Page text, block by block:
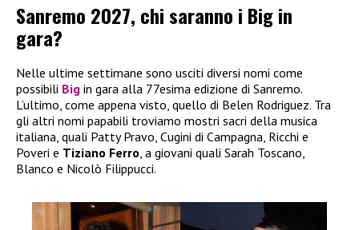
Sanremo 2027, chi saranno i Big in
gara?
Nelle ultime settimane sono usciti diversi nomi come
possibili Big in gara alla 77esima edizione di Sanremo.
L’ultimo, come appena visto, quello di Belen Rodriguez. Tra
gli altri nomi papabili troviamo mostri sacri della musica
italiana, quali Patty Pravo, Cugini di Campagna, Ricchi e
Poveri e Tiziano Ferro, a giovani quali Sarah Toscano,
Blanco e Nicolò Filippucci.